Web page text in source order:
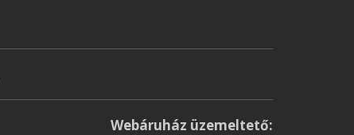
Webáruház üzemeltető: